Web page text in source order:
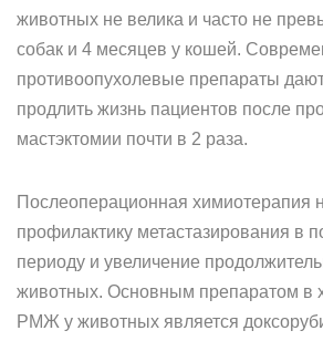
животных не велика и часто не
собак и 4 месяцев у кошей.
противоопухолевые препараты
продлить жизнь пациентов после
мастэктомии почти в 2 раза.
Послеоперационная химиотерапия
профилактику метастазирования в
периоду и увеличение
животных. Основным препаратом в
РМЖ у животных является